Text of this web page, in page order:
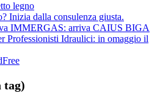
legno
Inizia dalla consulenza giusta.
IMMERGAS: arriva CAIUS BIGA
Professionisti Idraulici: in omaggio il
tag)